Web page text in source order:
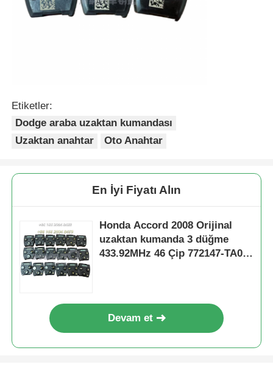
Ana sayfa
Hakkımızda
Bize ulaşın
Tüm servis talepleri
Etiketler:
Dodge araba uzaktan kumandası
Uzaktan anahtar
Oto Anahtar
En İyi Fiyatı Alın
Honda Accord 2008 Orijinal
uzaktan kumanda 3 düğme
433.92MHz 46 Çip 772147-TA0-
Devam et